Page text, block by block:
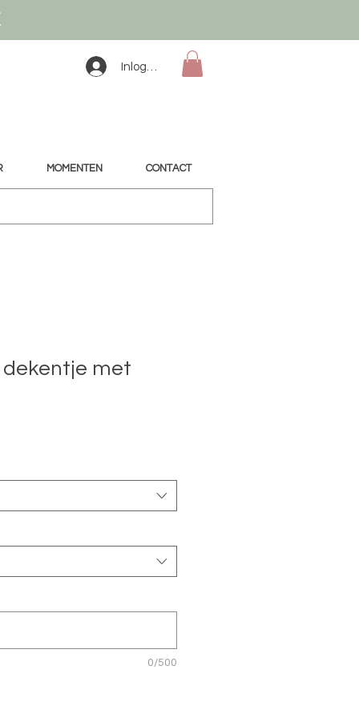
Inloggen
MOMENTEN CONTACT
met
0/500